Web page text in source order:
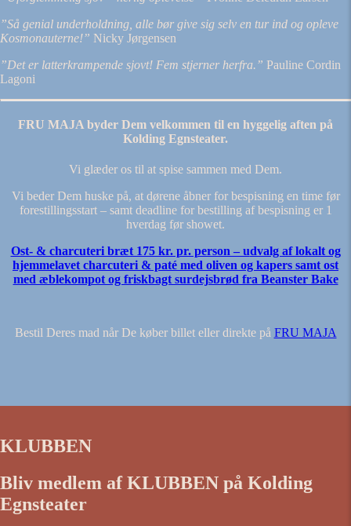
”Så genial underholdning, alle bør give sig selv en tur ind og opleve
Kosmonauterne!” Nicky Jørgensen
”Det er latterkrampende sjovt! Fem stjerner herfra.” Pauline Cordin
Lagoni
FRU MAJA byder Dem velkommen til en hyggelig aften på
Kolding Egnsteater.
Vi glæder os til at spise sammen med Dem.
Vi beder Dem huske på, at dørene åbner for bespisning en time før
forestillingsstart – samt deadline for bestilling af bespisning er 1
hverdag før showet.
Ost- & charcuteri bræt 175 kr. pr. person – udvalg af lokalt og
hjemmelavet charcuteri & paté med oliven og kapers samt ost
med æblekompot og friskbagt surdejsbrød fra Beanster Bake
Bestil Deres mad når De køber billet eller direkte på FRU MAJA
KLUBBEN
Bliv medlem af KLUBBEN på Kolding
Egnsteater